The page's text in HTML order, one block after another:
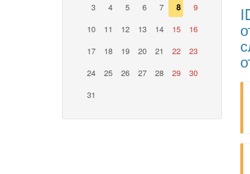
3
4 5 6 7 8
9
10
11 12 13 14 15
16
17
18 19 20 21 22
23
24
25 26 27 28 29
30
31